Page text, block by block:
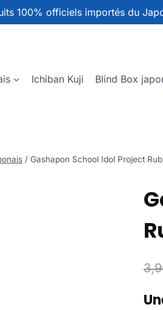
100% officiels importés du
Ichiban Kuji Blind Box
/ Gashapon School Idol Project